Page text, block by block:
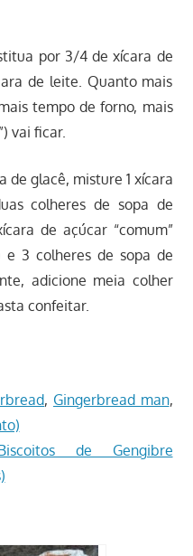
por 3/4 de xícara de
de leite. Quanto mais
tempo de forno, mais
vai ficar.
de glacê, misture 1 xícara
colheres de sopa de
de açúcar “comum”
3 colheres de sopa de
adicione meia colher
confeitar.
, Gingerbread man,
de Gengibre